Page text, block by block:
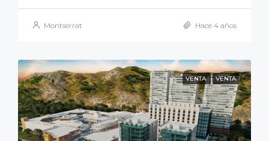
Montserrat Hace 4 años
VENTA VENTA